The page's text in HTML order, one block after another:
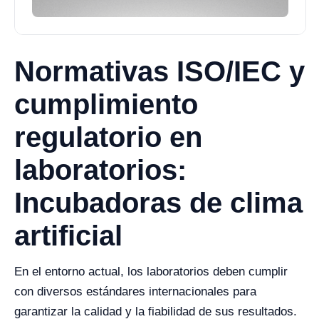
Normativas ISO/IEC y
cumplimiento
regulatorio en
laboratorios:
Incubadoras de clima
artificial
En el entorno actual, los laboratorios deben cumplir
con diversos estándares internacionales para
garantizar la calidad y la fiabilidad de sus resultados.